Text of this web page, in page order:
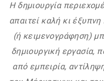
Η δημιουργία
απαιτεί καλή κι
(ή κειμενογράφηση)
δημιουργική εργασία,
από εμπειρία,